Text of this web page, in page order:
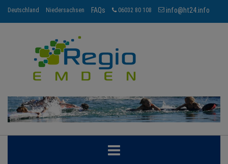
Deutschland Niedersachsen FAQs 06032 80 108 info@ht24.info